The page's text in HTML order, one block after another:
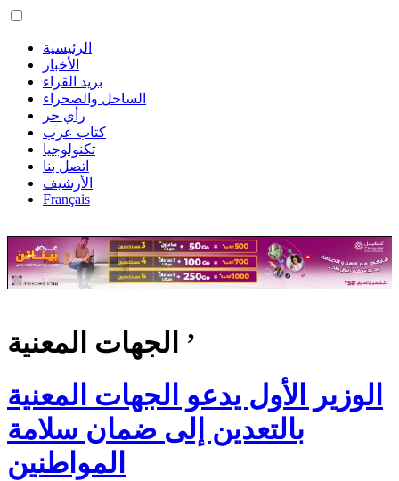
الرئيسية
الأخبار
بريد القراء
الساحل والصحراء
رأي حر
كتاب عرب
تكنولوجيا
اتصل بنا
الأرشيف
Français
الجهات المعنية ’
الوزير الأول يدعو الجهات المعنية
بالتعدين إلى ضمان سلامة
المواطنين